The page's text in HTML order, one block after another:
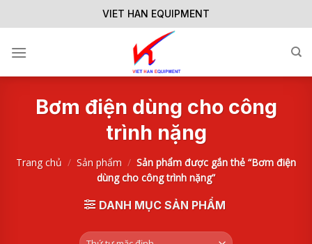
to
VIET HAN EQUIPMENT
Bơm điện dùng cho công
trình nặng
Trang chủ / Sản phẩm / Sản phẩm được gắn thẻ “Bơm điện
dùng cho công trình nặng”
DANH MỤC SẢN PHẨM